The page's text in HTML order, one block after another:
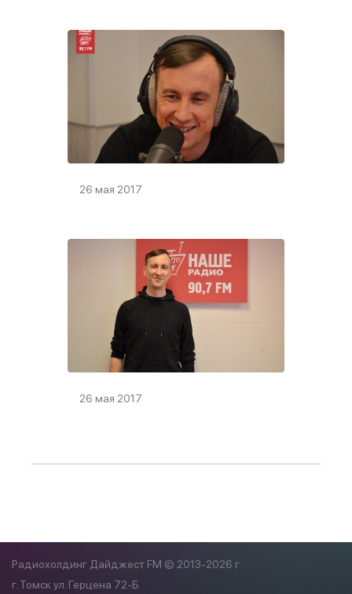
26 мая 2017
26 мая 2017
Радиохолдинг Дайджест FM © 2013-2026 г
г. Томск ул. Герцена 72-Б